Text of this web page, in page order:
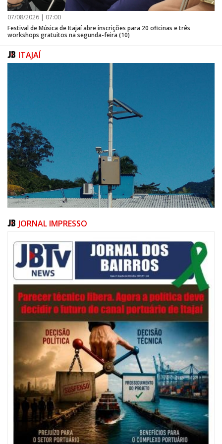
07/08/2026 | 07:00
Festival de Música de Itajaí abre inscrições para 20 oficinas e três
workshops gratuitos na segunda-feira (10)
ITAJAÍ
07/08/2026 | 10:15
Defesa Civil de Itajaí e Univali ampliam monitoramento das marés com
novo marégrafo
NAVEGANTES
JORNAL IMPRESSO